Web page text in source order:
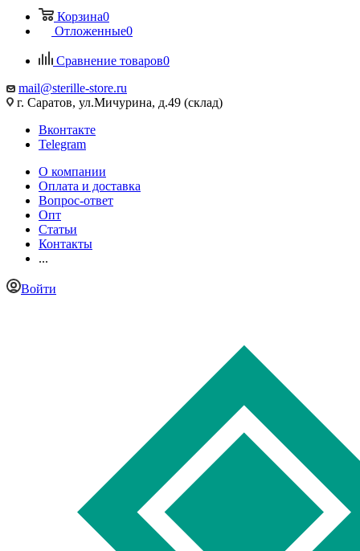
Корзина0
Отложенные0
Сравнение товаров0
mail@sterille-store.ru
г. Саратов, ул.Мичурина, д.49 (склад)
Вконтакте
Telegram
О компании
Оплата и доставка
Вопрос-ответ
Опт
Статьи
Контакты
...
Войти